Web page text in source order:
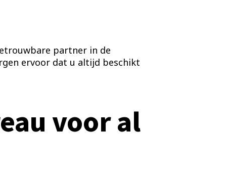
partner in de
ervoor dat u altijd beschikt
voor al